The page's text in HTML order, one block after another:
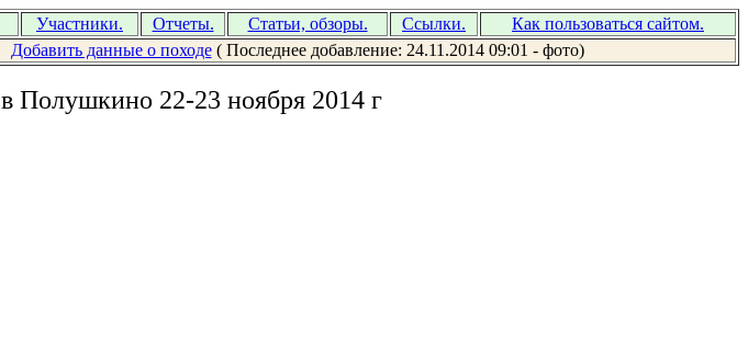
Участники. Отчеты. Статьи, обзоры. Ссылки.
Как пользоваться сайтом.
Добавить данные о походе( Последнее добавление: 24.11.2014 09:01 - фото)
в Полушкино 22-23 ноября 2014 г